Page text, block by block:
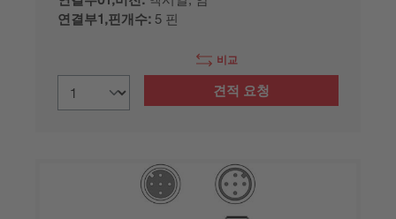
연결부1,핀개수: 5 핀
비교
견적 요청